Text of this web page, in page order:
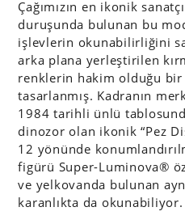
Çağımızın en ikonik
duruşunda bulunan bu
işlevlerin okunabilirliğini
arka plana yerleştirilen
renklerin hakim olduğu
tasarlanmış. Kadranın
1984 tarihli ünlü
dinozor olan ikonik “Pez
12 yönünde
figürü Super-Luminova®
ve yelkovanda bulunan
karanlıkta da okunabiliyor.